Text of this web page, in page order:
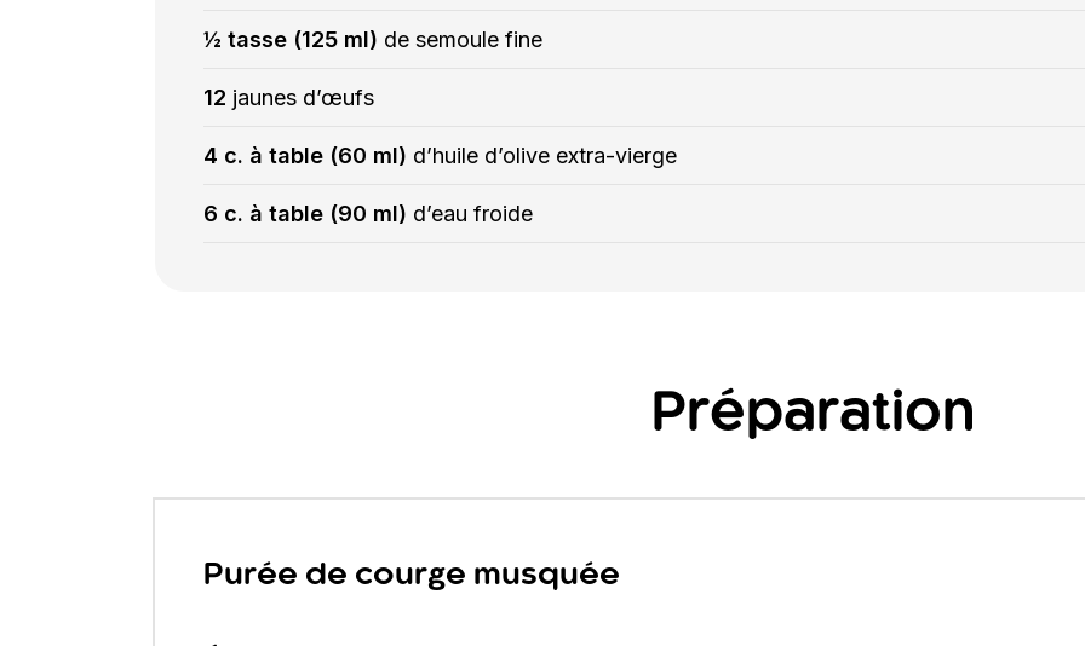
½ tasse (125 ml) de semoule fine
12 jaunes d’œufs
4 c. à table (60 ml) d’huile d’olive extra-vierge
6 c. à table (90 ml) d’eau froide
Préparation
Purée de courge musquée